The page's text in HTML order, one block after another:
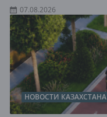
07.08.2026
НОВОСТИ КАЗАХСТАНА